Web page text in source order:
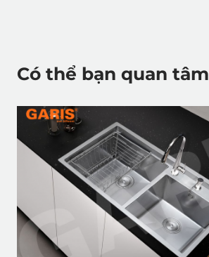
Có thể bạn quan tâm